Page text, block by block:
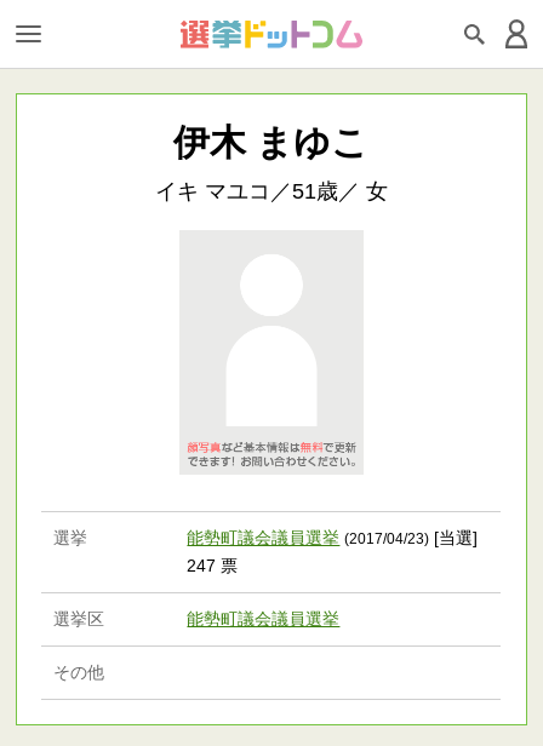
伊木 まゆこ
イキ マユコ／51歳／ 女
選挙 能勢町議会議員選挙 (2017/04/23) [当選]
247 票
選挙区 能勢町議会議員選挙
その他